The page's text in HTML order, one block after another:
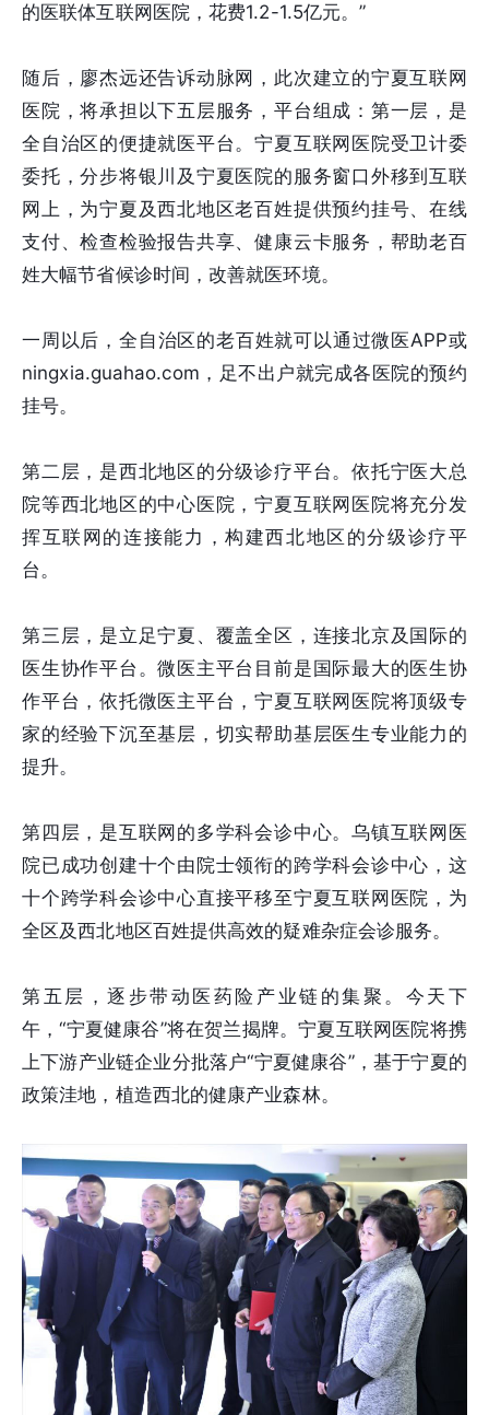
的医联体互联网医院，花费1.2-1.5亿元。”
随后，廖杰远还告诉动脉网，此次建立的宁夏互联网
医院，将承担以下五层服务，平台组成：第一层，是
全自治区的便捷就医平台。宁夏互联网医院受卫计委
委托，分步将银川及宁夏医院的服务窗口外移到互联
网上，为宁夏及西北地区老百姓提供预约挂号、在线
支付、检查检验报告共享、健康云卡服务，帮助老百
姓大幅节省候诊时间，改善就医环境。
一周以后，全自治区的老百姓就可以通过微医APP或
ningxia.guahao.com，足不出户就完成各医院的预约
挂号。
第二层，是西北地区的分级诊疗平台。依托宁医大总
院等西北地区的中心医院，宁夏互联网医院将充分发
挥互联网的连接能力，构建西北地区的分级诊疗平
台。
第三层，是立足宁夏、覆盖全区，连接北京及国际的
医生协作平台。微医主平台目前是国际最大的医生协
作平台，依托微医主平台，宁夏互联网医院将顶级专
家的经验下沉至基层，切实帮助基层医生专业能力的
提升。
第四层，是互联网的多学科会诊中心。乌镇互联网医
院已成功创建十个由院士领衔的跨学科会诊中心，这
十个跨学科会诊中心直接平移至宁夏互联网医院，为
全区及西北地区百姓提供高效的疑难杂症会诊服务。
第五层，逐步带动医药险产业链的集聚。今天下
午，“宁夏健康谷”将在贺兰揭牌。宁夏互联网医院将携
上下游产业链企业分批落户“宁夏健康谷”，基于宁夏的
政策洼地，植造西北的健康产业森林。